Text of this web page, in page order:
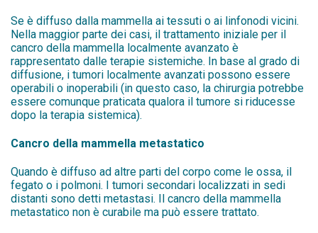
Se è diffuso dalla mammella ai tessuti o ai linfonodi vicini.
Nella maggior parte dei casi, il trattamento iniziale per il
cancro della mammella localmente avanzato è
rappresentato dalle terapie sistemiche. In base al grado di
diffusione, i tumori localmente avanzati possono essere
operabili o inoperabili (in questo caso, la chirurgia potrebbe
essere comunque praticata qualora il tumore si riducesse
dopo la terapia sistemica).
Cancro della mammella metastatico
Quando è diffuso ad altre parti del corpo come le ossa, il
fegato o i polmoni. I tumori secondari localizzati in sedi
distanti sono detti metastasi. Il cancro della mammella
metastatico non è curabile ma può essere trattato.